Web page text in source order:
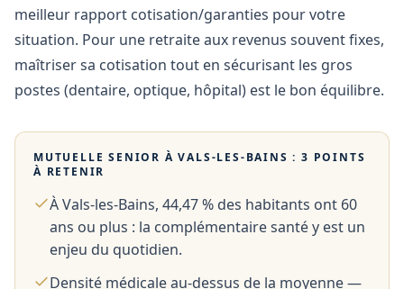
meilleur rapport cotisation/garanties pour votre
situation. Pour une retraite aux revenus souvent fixes,
maîtriser sa cotisation tout en sécurisant les gros
postes (dentaire, optique, hôpital) est le bon équilibre.
MUTUELLE SENIOR ÀVALS-LES-BAINS : 3 POINTS
À RETENIR
À Vals-les-Bains, 44,47 % des habitants ont 60
ans ou plus : la complémentaire santé y est un
enjeu du quotidien.
Densité médicale au-dessus de la moyenne —